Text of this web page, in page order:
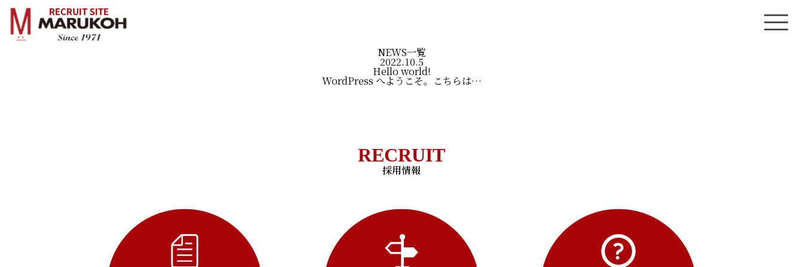
NEWS一覧
2022.10.5
Hello world!
WordPress へようこそ。こちらは…
RECRUIT
採用情報